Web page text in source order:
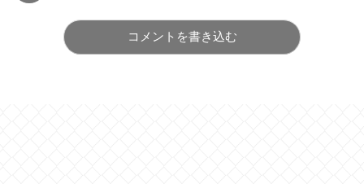
コメントを書き込む